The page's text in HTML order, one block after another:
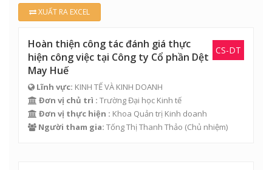
XUẤT RA EXCEL
CS-DT
Hoàn thiện công tác đánh giá thực
hiện công việc tại Công ty Cổ phần Dệt
May Huế
Lĩnh vực: KINH TẾ VÀ KINH DOANH
Đơn vị chủ trì : Trường Đại học Kinh tế
Đơn vị thực hiện : Khoa Quản trị Kinh doanh
Người tham gia: Tống Thị Thanh Thảo (Chủ nhiệm)